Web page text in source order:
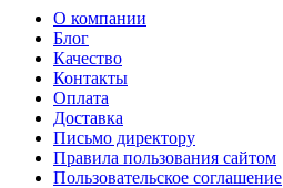
О компании
Блог
Качество
Контакты
Оплата
Доставка
Письмо директору
Правила пользования сайтом
Пользовательское соглашение